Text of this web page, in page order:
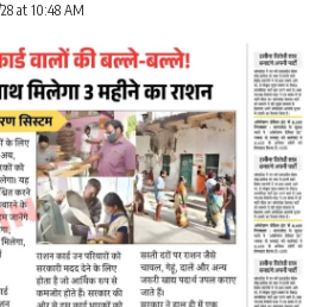
at 10:48 AM